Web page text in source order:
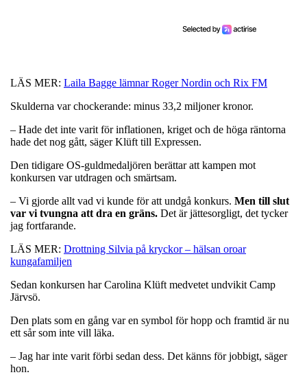
LÄS MER: Laila Bagge lämnar Roger Nordin och Rix FM
Skulderna var chockerande: minus 33,2 miljoner kronor.
– Hade det inte varit för inflationen, kriget och de höga räntorna
hade det nog gått, säger Klüft till Expressen.
Den tidigare OS-guldmedaljören berättar att kampen mot
konkursen var utdragen och smärtsam.
– Vi gjorde allt vad vi kunde för att undgå konkurs. Men till slut
var vi tvungna att dra en gräns. Det är jättesorgligt, det tycker
jag fortfarande.
LÄS MER: Drottning Silvia på kryckor – hälsan oroar
kungafamiljen
Sedan konkursen har Carolina Klüft medvetet undvikit Camp
Järvsö.
Den plats som en gång var en symbol för hopp och framtid är nu
ett sår som inte vill läka.
– Jag har inte varit förbi sedan dess. Det känns för jobbigt, säger
hon.